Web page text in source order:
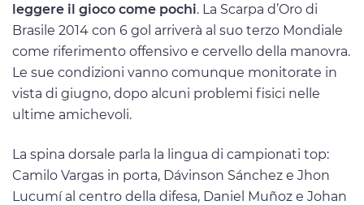
leggere il gioco come pochi. La Scarpa d’Oro di
Brasile 2014 con 6 gol arriverà al suo terzo Mondiale
come riferimento offensivo e cervello della manovra.
Le sue condizioni vanno comunque monitorate in
vista di giugno, dopo alcuni problemi fisici nelle
ultime amichevoli.
La spina dorsale parla la lingua di campionati top:
Camilo Vargas in porta, Dávinson Sánchez e Jhon
Lucumí al centro della difesa, Daniel Muñoz e Johan